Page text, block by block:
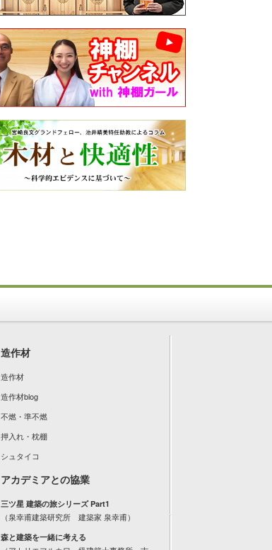
造作材
造作材
造作材blog
不燃・準不燃
押入れ・枕棚
シュタイコ
アカデミアとの協業
三ツ星 建築の旅シリーズ Part1
（泉幸甫建築研究所 建築家 泉幸甫）
森と建築を一緒に考える